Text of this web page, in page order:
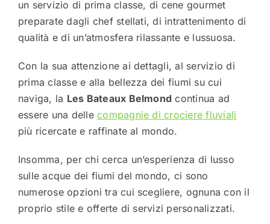
un servizio di prima classe, di cene gourmet
preparate dagli chef stellati, di intrattenimento di
qualità e di un’atmosfera rilassante e lussuosa.
Con la sua attenzione ai dettagli, al servizio di
prima classe e alla bellezza dei fiumi su cui
naviga, la Les Bateaux Belmond continua ad
essere una dellecompagnie di crociere fluviali
più ricercate e raffinate al mondo.
Insomma, per chi cerca un’esperienza di lusso
sulle acque dei fiumi del mondo, ci sono
numerose opzioni tra cui scegliere, ognuna con il
proprio stile e offerte di servizi personalizzati.